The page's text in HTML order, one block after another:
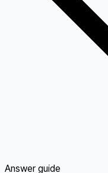
Answer guide